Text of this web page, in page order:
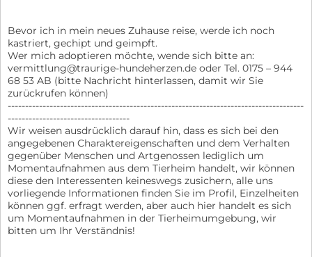
Bevor ich in mein neues Zuhause reise, werde ich noch
kastriert, gechipt und geimpft.
Wer mich adoptieren möchte, wende sich bitte an:
vermittlung@traurige-hundeherzen.de oder Tel. 0175 – 944
68 53 AB (bitte Nachricht hinterlassen, damit wir Sie
zurückrufen können)
-------------------------------------------------------------------------------------
-----------------------------------
Wir weisen ausdrücklich darauf hin, dass es sich bei den
angegebenen Charaktereigenschaften und dem Verhalten
gegenüber Menschen und Artgenossen lediglich um
Momentaufnahmen aus dem Tierheim handelt, wir können
diese den Interessenten keineswegs zusichern, alle uns
vorliegende Informationen finden Sie im Profil, Einzelheiten
können ggf. erfragt werden, aber auch hier handelt es sich
um Momentaufnahmen in der Tierheimumgebung, wir
bitten um Ihr Verständnis!